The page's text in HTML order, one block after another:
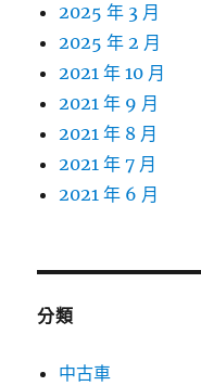
2025 年 3 月
2025 年 2 月
2021 年 10 月
2021 年 9 月
2021 年 8 月
2021 年 7 月
2021 年 6 月
分類
中古車